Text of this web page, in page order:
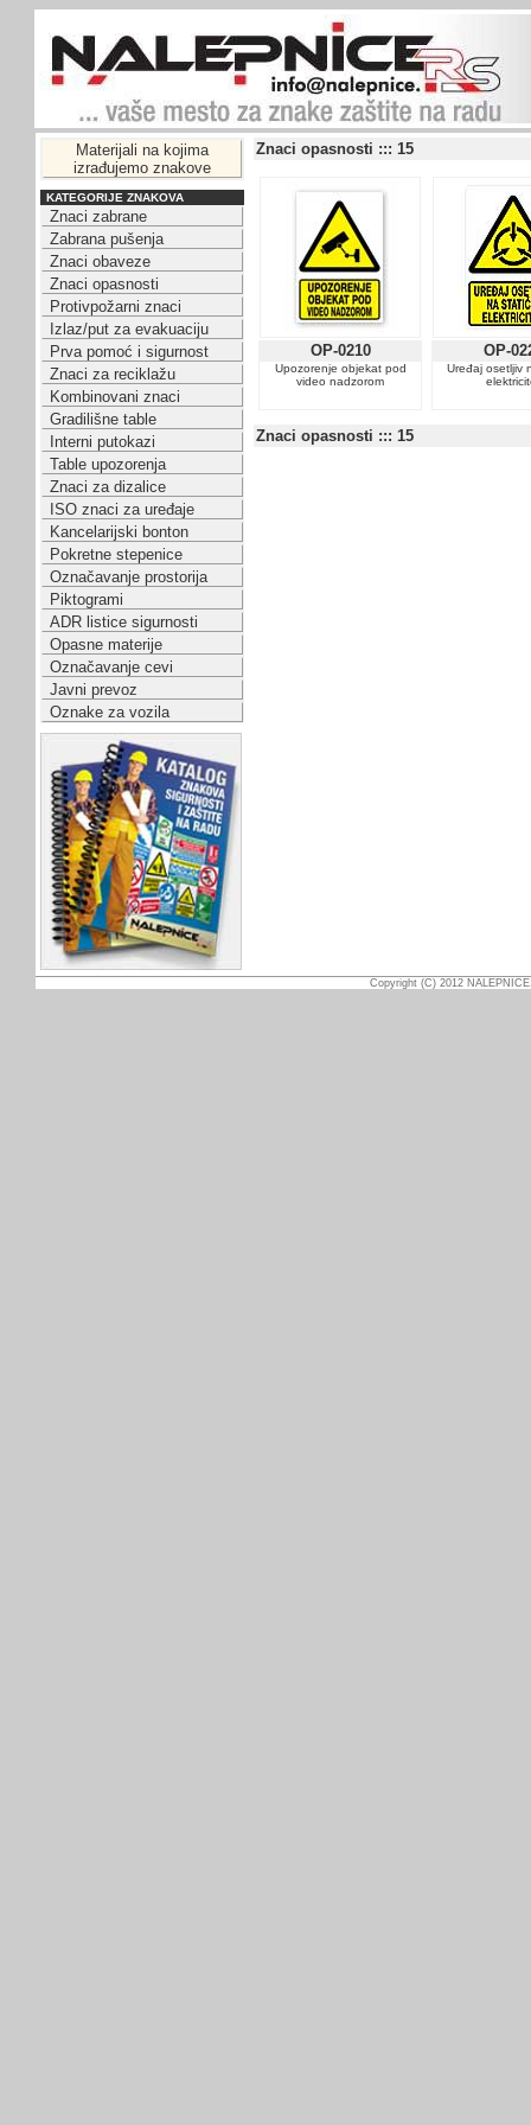
Materijali na kojima
izrađujemo znakove
KATEGORIJE ZNAKOVA
Znaci zabrane
Zabrana pušenja
Znaci obaveze
Znaci opasnosti
Protivpožarni znaci
Izlaz/put za evakuaciju
Prva pomoć i sigurnost
Znaci za reciklažu
Kombinovani znaci
Gradilišne table
Interni putokazi
Table upozorenja
Znaci za dizalice
ISO znaci za uređaje
Kancelarijski bonton
Pokretne stepenice
Označavanje prostorija
Piktogrami
ADR listice sigurnosti
Opasne materije
Označavanje cevi
Javni prevoz
Oznake za vozila
Znaci opasnosti ::: 15
OP-0210
Upozorenje objekat pod
video nadzorom
OP-
Uređaj osetljiv
Znaci opasnosti ::: 15
Copyright (C) 2012